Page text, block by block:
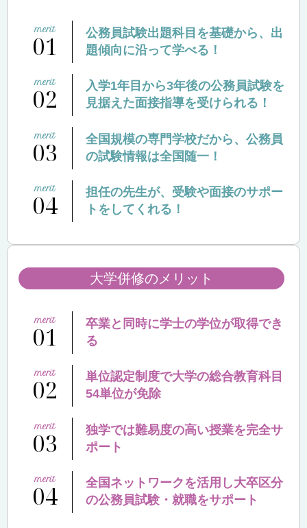
01
公務員試験出題科目を基礎から、出
題傾向に沿って学べる！
02
入学1年目から3年後の公務員試験を
見据えた面接指導を受けられる！
03
全国規模の専門学校だから、公務員
の試験情報は全国随一！
04
担任の先生が、受験や面接のサポー
トをしてくれる！
大学併修のメリット
01
卒業と同時に学士の学位が取得でき
る
02
単位認定制度で大学の総合教育科目
54単位が免除
03
独学では難易度の高い授業を完全サ
ポート
04
全国ネットワークを活用し大卒区分
の公務員試験・就職をサポート